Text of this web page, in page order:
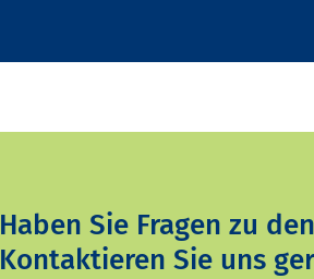
Haben Sie Fragen zu
Kontaktieren Sie uns